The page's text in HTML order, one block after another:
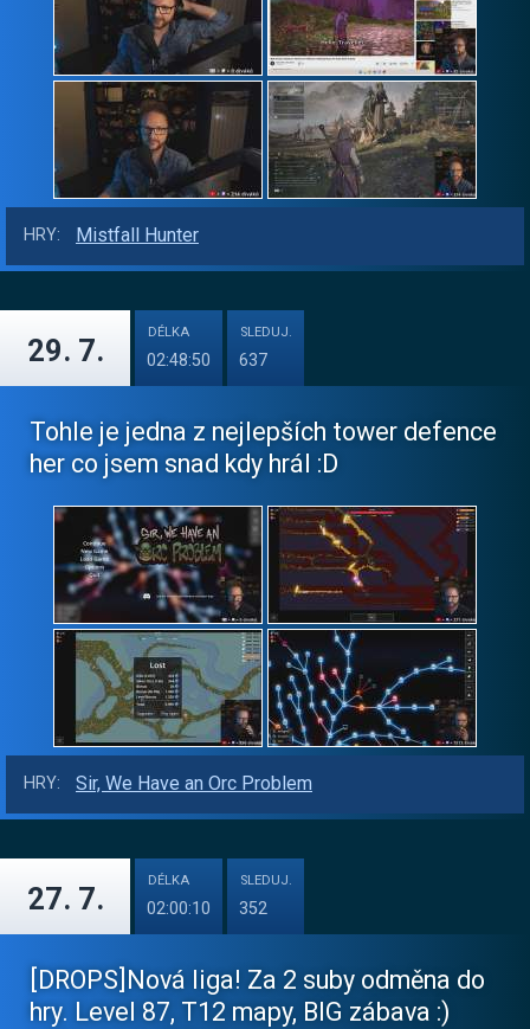
HRY: Mistfall Hunter
29. 7.
DÉLKA
02:48:50
SLEDUJ.
637
Tohle je jedna z nejlepších tower defence
her co jsem snad kdy hrál :D
HRY: Sir, We Have an Orc Problem
27. 7.
DÉLKA
02:00:10
SLEDUJ.
352
[DROPS]Nová liga! Za 2 suby odměna do
hry. Level 87, T12 mapy, BIG zábava :)